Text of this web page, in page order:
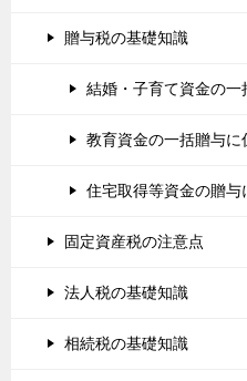
贈与税の基礎知識
結婚・子育て資金の
教育資金の一括贈与に
住宅取得等資金の贈与
固定資産税の注意点
法人税の基礎知識
相続税の基礎知識